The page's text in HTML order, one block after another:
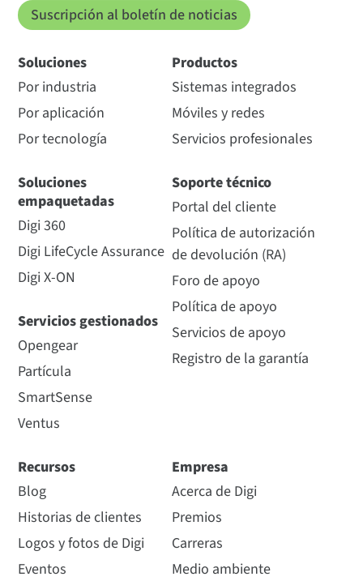
Suscripción al boletín de noticias
Soluciones
Por industria
Por aplicación
Por tecnología
Soluciones
empaquetadas
Digi 360
Digi LifeCycle Assurance
Digi X-ON
Servicios gestionados
Opengear
Partícula
SmartSense
Ventus
Productos
Sistemas integrados
Móviles y redes
Servicios profesionales
Soporte técnico
Portal del cliente
Política de autorización
de devolución (RA)
Foro de apoyo
Política de apoyo
Servicios de apoyo
Registro de la garantía
Recursos
Blog
Historias de clientes
Logos y fotos de Digi
Eventos
Empresa
Acerca de Digi
Premios
Carreras
Medio ambiente